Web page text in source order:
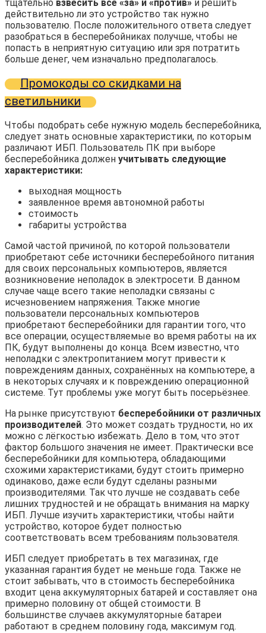
тщательно взвесить все «за» и «против» и решить
действительно ли это устройство так нужно
пользователю. После положительного ответа следует
разобраться в бесперебойниках получше, чтобы не
попасть в неприятную ситуацию или зря потратить
больше денег, чем изначально предполагалось.
Промокоды со скидками на
светильники
Чтобы подобрать себе нужную модель бесперебойника,
следует знать основные характеристики, по которым
различают ИБП. Пользователь ПК при выборе
бесперебойника должен учитывать следующие
характеристики:
выходная мощность
заявленное время автономной работы
стоимость
габариты устройства
Самой частой причиной, по которой пользователи
приобретают себе источники бесперебойного питания
для своих персональных компьютеров, является
возникновение неполадок в электросети. В данном
случае чаще всего такие неполадки связаны с
исчезновением напряжения. Также многие
пользователи персональных компьютеров
приобретают бесперебойники для гарантии того, что
все операции, осуществляемые во время работы на их
ПК, будут выполнены до конца. Всем известно, что
неполадки с электропитанием могут привести к
повреждениям данных, сохранённых на компьютере, а
в некоторых случаях и к повреждению операционной
системе. Тут проблемы уже могут быть посерьёзнее.
На рынке присутствуют бесперебойники от различных
производителей. Это может создать трудности, но их
можно с лёгкостью избежать. Дело в том, что этот
фактор большого значения не имеет. Практически все
бесперебойники для компьютера, обладающими
схожими характеристиками, будут стоить примерно
одинаково, даже если будут сделаны разными
производителями. Так что лучше не создавать себе
лишних трудностей и не обращать внимания на марку
ИБП. Лучше изучить характеристики, чтобы найти
устройство, которое будет полностью
соответствовать всем требованиям пользователя.
ИБП следует приобретать в тех магазинах, где
указанная гарантия будет не меньше года. Также не
стоит забывать, что в стоимость бесперебойника
входит цена аккумуляторных батарей и составляет она
примерно половину от общей стоимости. В
большинстве случаев аккумуляторные батареи
работают в среднем половину года, максимум год.